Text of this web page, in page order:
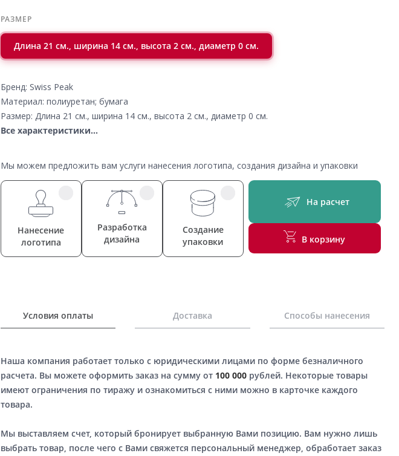
РАЗМЕР
Длина 21 см., ширина 14 см., высота 2 см., диаметр 0 см.
Бренд: Swiss Peak
Материал: полиуретан; бумага
Размер: Длина 21 см., ширина 14 см., высота 2 см., диаметр 0 см.
Все характеристики...
Мы можем предложить вам услуги нанесения логотипа, создания дизайна и упаковки
Нанесение
логотипа
Разработка
дизайна
Создание
упаковки
На расчет
В корзину
Условия оплаты Доставка Способы нанесения
Наша компания работает только с юридическими лицами по форме безналичного
расчета. Вы можете оформить заказ на сумму от 100 000рублей. Некоторые товары
имеют ограничения по тиражу и ознакомиться с ними можно в карточке каждого
товара.
Мы выставляем счет, который бронирует выбранную Вами позицию. Вам нужно лишь
выбрать товар, после чего с Вами свяжется персональный менеджер, обработает заказ